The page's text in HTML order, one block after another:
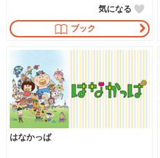
ブック
気になる
はなかっぱ